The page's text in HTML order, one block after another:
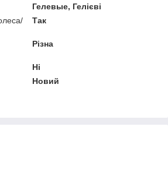
Гелевые, Гелієві
Так
Різна
Ні
Новий